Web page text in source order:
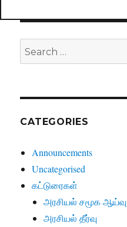
Search
for:
CATEGORIES
Announcements
Uncategorised
கட்டுரைகள்
அரசியல் சமூக ஆய்வு
அரசியல் தீர்வு